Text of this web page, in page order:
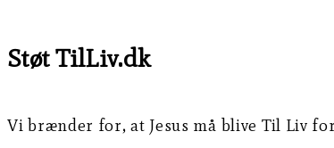
Støt TilLiv.dk
Vi brænder for, at Jesus må blive Til Liv